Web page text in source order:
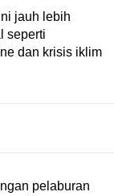
jauh lebih
seperti
dan krisis iklim
pelaburan